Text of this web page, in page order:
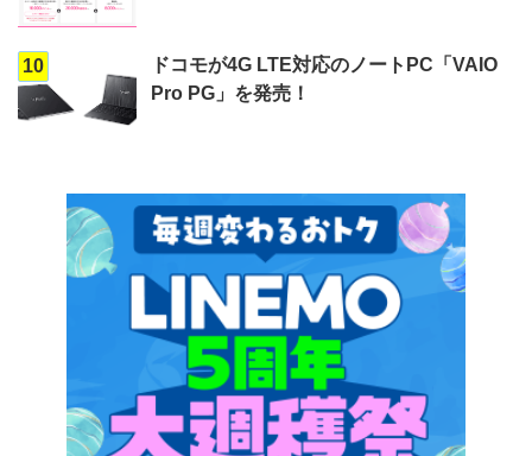
10
ドコモが4G LTE対応のノートPC「VAIO
Pro PG」を発売！